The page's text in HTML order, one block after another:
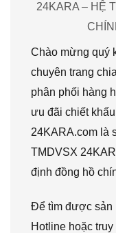
24KARA – HỆ
Chào mừng quý
chuyên trang
phân phối hàng
ưu đãi chiết
24KARA.com là
TMDVSX
định đồng hồ
Để tìm được sản
Hotline hoặc